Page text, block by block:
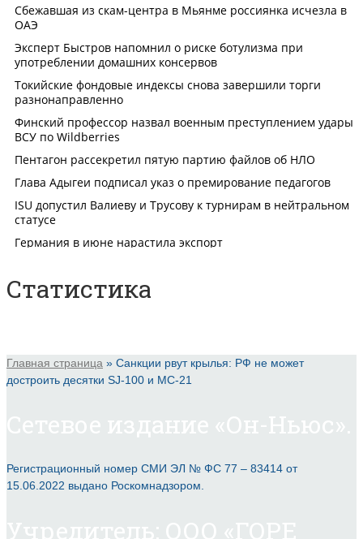
Статистика
Главная страница » Санкции рвут крылья: РФ не может
достроить десятки SJ-100 и MC-21
Регистрационный номер СМИ ЭЛ № ФС 77 – 83414 от
15.06.2022 выдано Роскомнадзором.